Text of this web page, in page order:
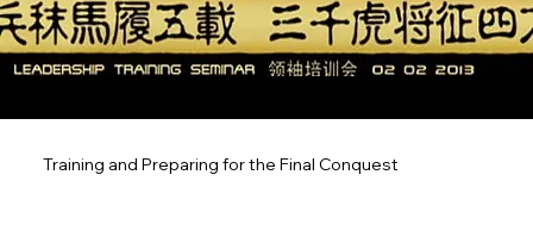
Training and Preparing for the Final Conquest